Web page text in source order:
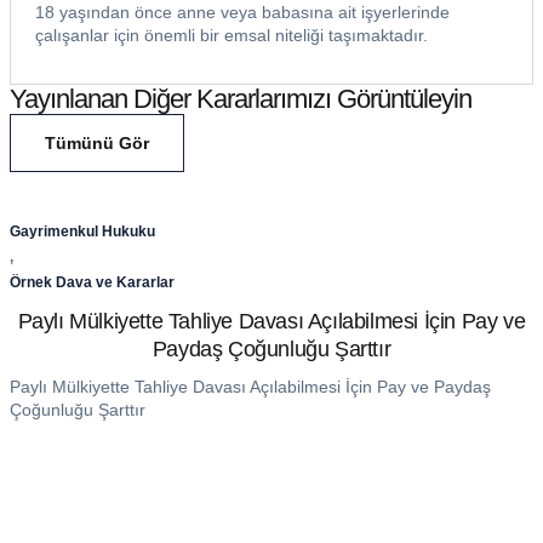
18 yaşından önce anne veya babasına ait işyerlerinde
çalışanlar için önemli bir emsal niteliği taşımaktadır.
Yayınlanan Diğer Kararlarımızı Görüntüleyin
Tümünü Gör
Gayrimenkul Hukuku
,
Örnek Dava ve Kararlar
Paylı Mülkiyette Tahliye Davası Açılabilmesi İçin Pay ve
Paydaş Çoğunluğu Şarttır
Paylı Mülkiyette Tahliye Davası Açılabilmesi İçin Pay ve Paydaş
Çoğunluğu Şarttır